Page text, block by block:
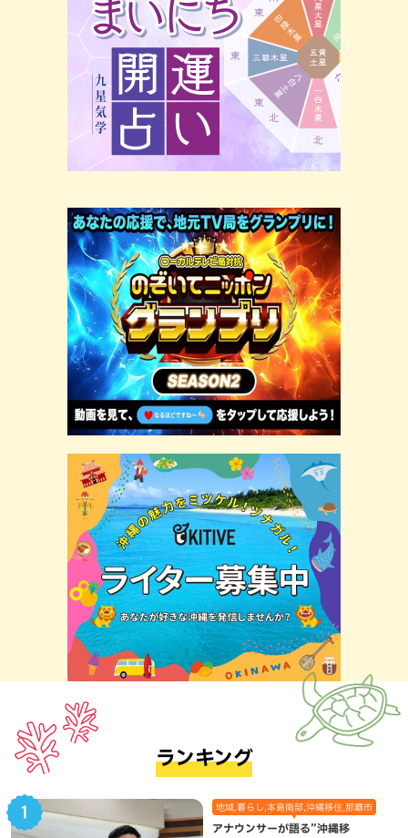
ランキング
地域,暮らし,本島南部,沖縄移住,那覇市
アナウンサーが語る”沖縄移